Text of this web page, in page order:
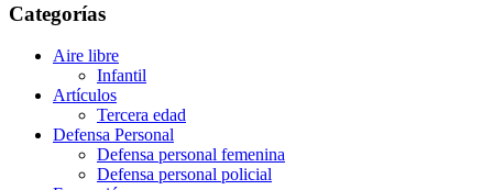
Categorías
Aire libre
Infantil
Artículos
Tercera edad
Defensa Personal
Defensa personal femenina
Defensa personal policial